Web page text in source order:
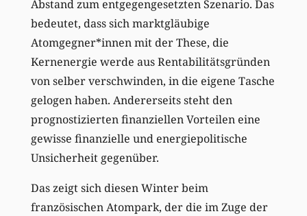
Abstand zum entgegengesetzten Szenario. Das
bedeutet, dass sich marktgläubige
Atomgegner*innen mit der These, die
Kernenergie werde aus Rentabilitätsgründen
von selber verschwinden, in die eigene Tasche
gelogen haben. Andererseits steht den
prognostizierten finanziellen Vorteilen eine
gewisse finanzielle und energiepolitische
Unsicherheit gegenüber.
Das zeigt sich diesen Winter beim
französischen Atompark, der die im Zuge der